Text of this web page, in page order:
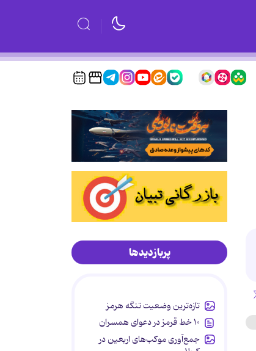
پربازدیدها
تازه‌ترین وضعیت تنگه هرمز
۱۰ خط قرمز در دعوای همسران
جمع‌آوری موکب‌های اربعین در